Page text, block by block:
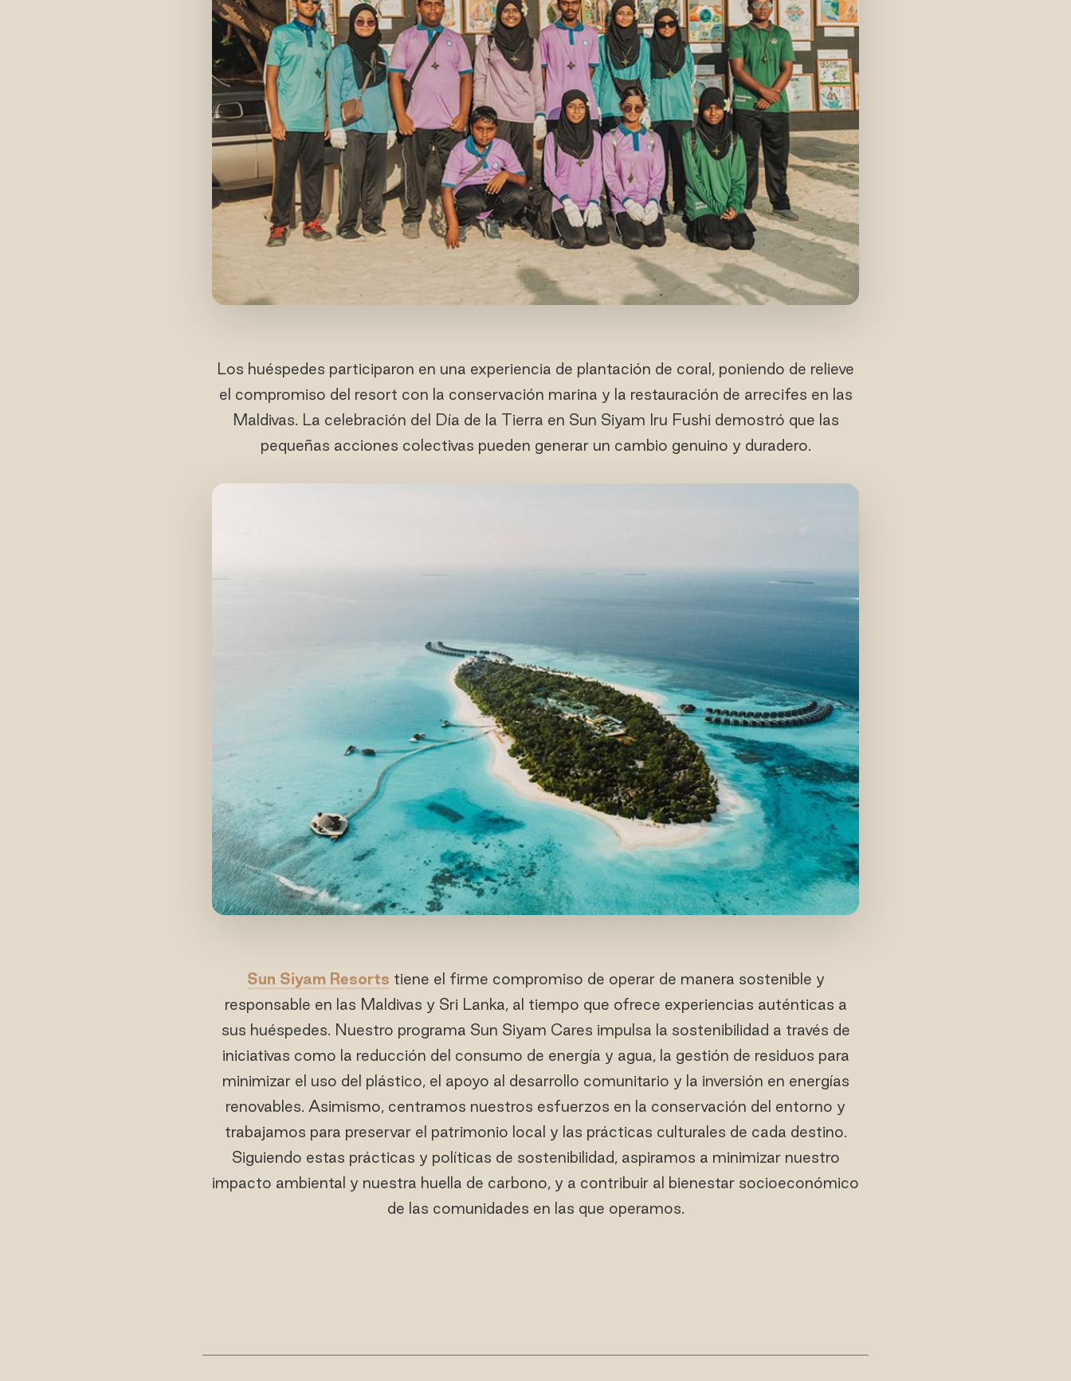
Los huéspedes participaron en una experiencia de plantación de coral, poniendo de relieve
el compromiso del resort con la conservación marina y la restauración de arrecifes en las
Maldivas. La celebración del Día de la Tierra en Sun Siyam Iru Fushi demostró que las
pequeñas acciones colectivas pueden generar un cambio genuino y duradero.
Sun Siyam Resorts tiene el firme compromiso de operar de manera sostenible y
responsable en las Maldivas y Sri Lanka, al tiempo que ofrece experiencias auténticas a
sus huéspedes. Nuestro programa Sun Siyam Cares impulsa la sostenibilidad a través de
iniciativas como la reducción del consumo de energía y agua, la gestión de residuos para
minimizar el uso del plástico, el apoyo al desarrollo comunitario y la inversión en energías
renovables. Asimismo, centramos nuestros esfuerzos en la conservación del entorno y
trabajamos para preservar el patrimonio local y las prácticas culturales de cada destino.
Siguiendo estas prácticas y políticas de sostenibilidad, aspiramos a minimizar nuestro
impacto ambiental y nuestra huella de carbono, y a contribuir al bienestar socioeconómico
de las comunidades en las que operamos.